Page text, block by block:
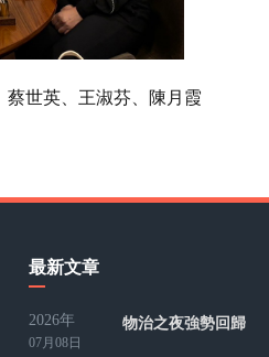
世英、王淑芬、陳月霞
最新文章
2026年
07月08日
物治之夜強勢回歸